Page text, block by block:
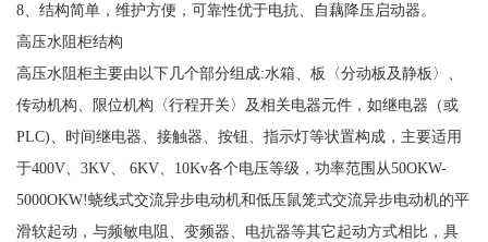
8、结构简单，维护方便，可靠性优于电抗、自藕降压启动器。
高压水阻柜结构
高压水阻柜主要由以下几个部分组成:水箱、板〈分动板及静板〉、
传动机构、限位机构〈行程开关〉及相关电器元件，如继电器（或
PLC)、时间继电器、接触器、按钮、指示灯等状置构成，主要适用
于400V、3KV、 6KV、10Kv各个电压等级，功率范围从50OKW-
5000OKW!蛲线式交流异步电动机和低压鼠笼式交流异步电动机的平
滑软起动，与频敏电阻、变频器、电抗器等其它起动方式相比，具